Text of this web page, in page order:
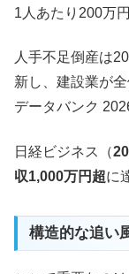
1人あたり200万
人手不足倒産は
新し、建設業が
データバンク
日経ビジネス（
収1,000万円超に
構造的な追い